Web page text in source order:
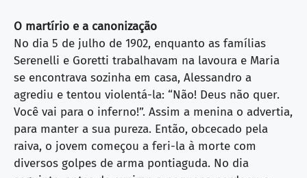
O martírio e a canonização
No dia 5 de julho de 1902, enquanto as famílias
Serenelli e Goretti trabalhavam na lavoura e Maria
se encontrava sozinha em casa, Alessandro a
agrediu e tentou violentá-la: “Não! Deus não quer.
Você vai para o inferno!”. Assim a menina o advertia,
para manter a sua pureza. Então, obcecado pela
raiva, o jovem começou a feri-la à morte com
diversos golpes de arma pontiaguda. No dia